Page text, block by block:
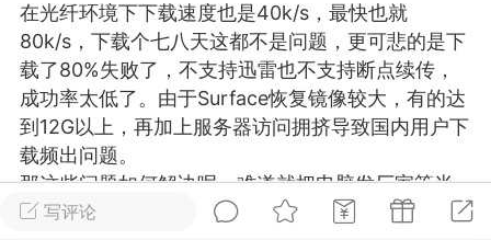
网络
VIP 7
29 21:24
电脑端 Surface Laptop Go 2
Laptop Go 2镜像
网盘下载
Laptop Go 2 i5/8/128 – Windows
写评论
在光纤环境下下载速度也是40k/s，最快也就
80k/s，下载个七八天这都不是问题，更可悲的是下
载了80%失败了，不支持迅雷也不支持断点续传，
成功率太低了。由于Surface恢复镜像较大，有的达
到12G以上，再加上服务器访问拥挤导致国内用户下
载频出问题。
那这些问题如何解决呢，难道就把电脑发厂家等半
个月厂家装好了给你吗？于是站长决定把镜像文件